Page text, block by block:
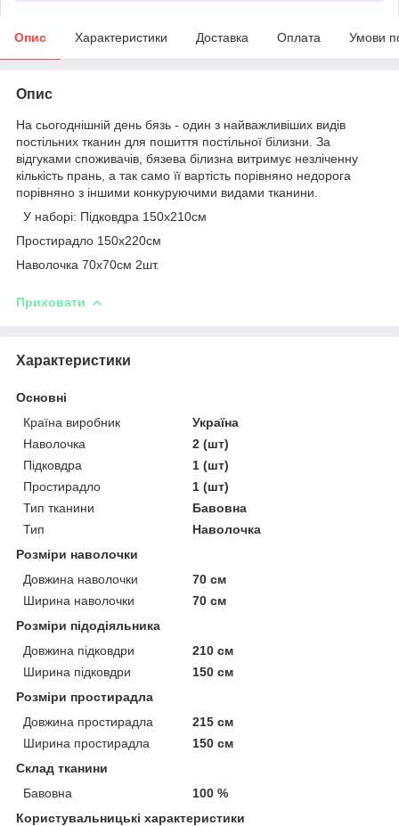
Опис Характеристики Доставка Оплата Умови
Опис
На сьогоднішній день бязь - один з найважливіших видів
постільних тканин для пошиття постільної білизни. За
відгуками споживачів, бязева білизна витримує незліченну
кількість прань, а так само її вартість порівняно недорога
порівняно з іншими конкуруючими видами тканини.
У наборі: Підковдра 150х210см
Простирадло 150х220см
Наволочка 70х70см 2шт.
Приховати
Характеристики
Основні
Країна виробник
Україна
Наволочка
2 (шт)
Підковдра
1 (шт)
Простирадло
1 (шт)
Тип тканини
Бавовна
Тип
Наволочка
Розміри наволочки
Довжина наволочки
70 см
Ширина наволочки
70 см
Розміри підодіяльника
Довжина підковдри
210 см
Ширина підковдри
150 см
Розміри простирадла
Довжина простирадла
215 см
Ширина простирадла
150 см
Склад тканини
Бавовна
100 %
Користувальницькі характеристики